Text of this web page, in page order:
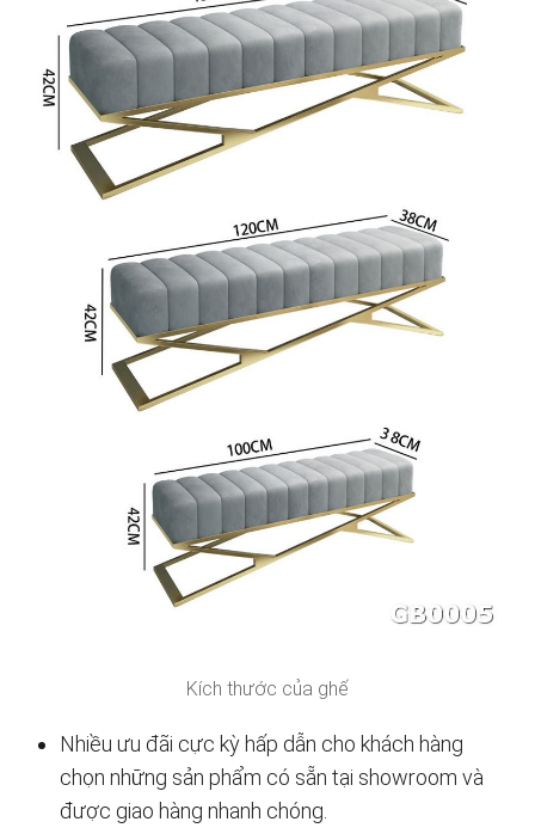
Kích thước của ghế
Nhiều ưu đãi cực kỳ hấp dẫn cho khách hàng
chọn những sản phẩm có sẵn tại showroom và
được giao hàng nhanh chóng.